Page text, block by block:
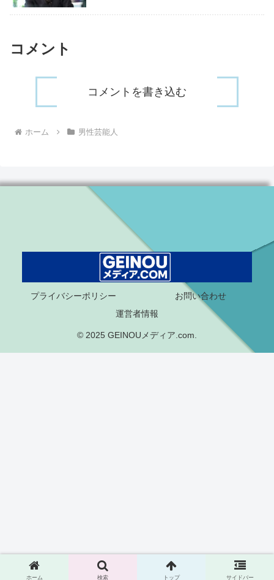
コメント
コメントを書き込む
ホーム 男性芸能人
プライバシーポリシー
お問い合わせ
運営者情報
© 2025 GEINOUメディア.com.
ホーム 検索 トップ サイドバー